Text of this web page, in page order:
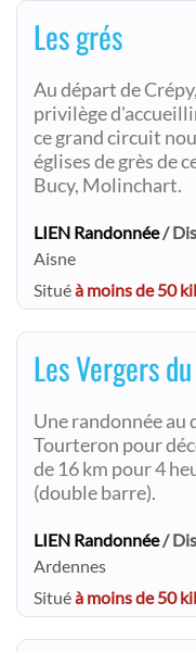
Les grés
Au départ de
privilège
ce grand circuit
églises de grès de
Bucy, Molinchart.
LIEN Randonnée/
Aisne
Situéà moins de 50
Les Vergers
Une randonnée au
Tourteron pour
de 16 km pour 4
(double barre).
LIEN Randonnée/
Ardennes
Situéà moins de 50